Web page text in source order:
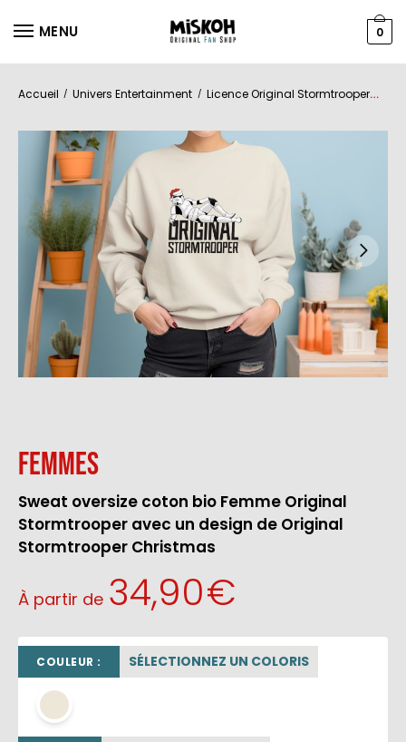
MENU 0
Accueil / Univers Entertainment / Licence Original Stormtrooper
Femmes
Sweat oversize coton bio Femme Original
Stormtrooper avec un design de Original
Stormtrooper Christmas
À partir de 34,90€
COULEUR : SÉLECTIONNEZ UN COLORIS